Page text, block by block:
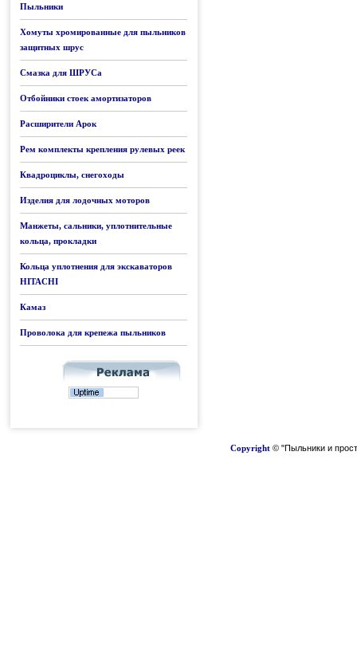
Пыльники
Хомуты хромированные для пыльников
защитных шрус
Смазка для ШРУСа
Отбойники стоек амортизаторов
Расширители Арок
Рем комплекты крепления рулевых реек
Квадроциклы, снегоходы
Изделия для лодочных моторов
Манжеты, сальники, уплотнительные
кольца, прокладки
Кольца уплотнения для экскаваторов
HITACHI
Камаз
Проволока для крепежа пыльников
Copyright © "Пыльники и